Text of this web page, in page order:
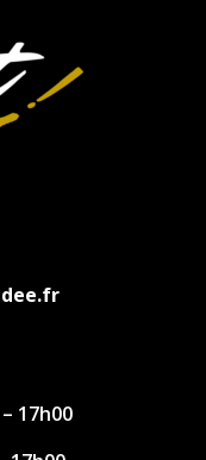
17h00